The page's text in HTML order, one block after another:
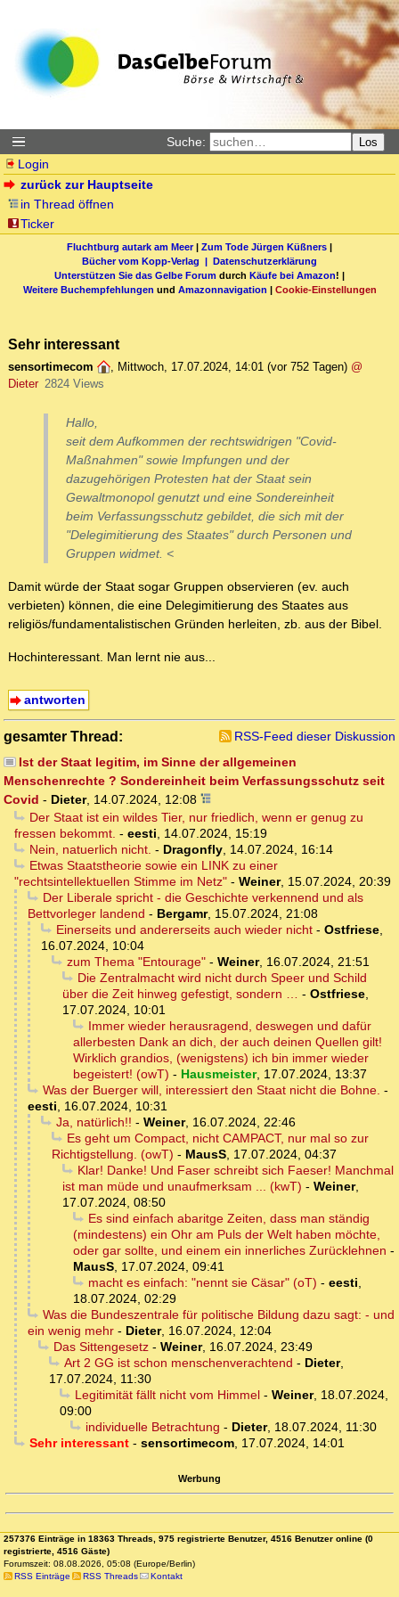
Suche: Los
Login
zurück zur Hauptseite
in Thread öffnen
Ticker
Fluchtburg autark am Meer| Zum Tode Jürgen Küßners |
Bücher vom Kopp-Verlag | Datenschutzerklärung
Unterstützen Sie das Gelbe Forum durch Käufe bei Amazon! |
Weitere Buchempfehlungen und Amazonnavigation | Cookie-Einstellungen
Sehr interessant
sensortimecom , Mittwoch, 17.07.2024, 14:01 (vor 752 Tagen) @
Dieter 2824 Views
Hallo,
seit dem Aufkommen der rechtswidrigen "Covid-
Maßnahmen" sowie Impfungen und der
dazugehörigen Protesten hat der Staat sein
Gewaltmonopol genutzt und eine Sondereinheit
beim Verfassungsschutz gebildet, die sich mit der
"Delegimitierung des Staates" durch Personen und
Gruppen widmet. <
Damit würde der Staat sogar Gruppen observieren (ev. auch
verbieten) können, die eine Delegimitierung des Staates aus
religiös/fundamentalistischen Gründen herleiten, zb. aus der Bibel.
Hochinteressant. Man lernt nie aus...
antworten
gesamter Thread:
RSS-Feed dieser Diskussion
Ist der Staat legitim, im Sinne der allgemeinen
Menschenrechte ? Sondereinheit beim Verfassungsschutz seit
Covid - Dieter, 14.07.2024, 12:08
Der Staat ist ein wildes Tier, nur friedlich, wenn er genug zu
fressen bekommt. - eesti, 14.07.2024, 15:19
Nein, natuerlich nicht. - Dragonfly, 14.07.2024, 16:14
Etwas Staatstheorie sowie ein LINK zu einer
"rechtsintellektuellen Stimme im Netz" - Weiner, 15.07.2024, 20:39
Der Liberale spricht - die Geschichte verkennend und als
Bettvorleger landend - Bergamr, 15.07.2024, 21:08
Einerseits und andererseits auch wieder nicht- Ostfriese,
16.07.2024, 10:04
zum Thema "Entourage"- Weiner, 16.07.2024, 21:51
Die Zentralmacht wird nicht durch Speer und Schild
über die Zeit hinweg gefestigt, sondern … - Ostfriese,
17.07.2024, 10:01
Immer wieder herausragend, deswegen und dafür
allerbesten Dank an dich, der auch deinen Quellen gilt!
Wirklich grandios, (wenigstens) ich bin immer wieder
begeistert! (owT) - Hausmeister, 17.07.2024, 13:37
Was der Buerger will, interessiert den Staat nicht die Bohne. -
eesti, 16.07.2024, 10:31
Ja, natürlich!! - Weiner, 16.07.2024, 22:46
Es geht um Compact, nicht CAMPACT, nur mal so zur
Richtigstellung. (owT) - MausS, 17.07.2024, 04:37
Klar! Danke! Und Faser schreibt sich Faeser! Manchmal
ist man müde und unaufmerksam ... (kwT) - Weiner,
17.07.2024, 08:50
Es sind einfach abaritge Zeiten, dass man ständig
(mindestens) ein Ohr am Puls der Welt haben möchte,
oder gar sollte, und einem ein innerliches Zurücklehnen -
MausS, 17.07.2024, 09:41
macht es einfach: "nennt sie Cäsar" (oT) - eesti,
18.07.2024, 02:29
Was die Bundeszentrale für politische Bildung dazu sagt: - und
ein wenig mehr - Dieter, 16.07.2024, 12:04
Das Sittengesetz- Weiner, 16.07.2024, 23:49
Art 2 GG ist schon menschenverachtend - Dieter,
17.07.2024, 11:30
Legitimität fällt nicht vom Himmel- Weiner, 18.07.2024,
09:00
individuelle Betrachtung - Dieter, 18.07.2024, 11:30
Sehr interessant- sensortimecom, 17.07.2024, 14:01
Werbung
257376 Einträge in 18363 Threads, 975 registrierte Benutzer, 4516 Benutzer online (0
registrierte, 4516 Gäste)
Forumszeit: 08.08.2026, 05:08 (Europe/Berlin)
RSS Einträge
RSS Threads Kontakt